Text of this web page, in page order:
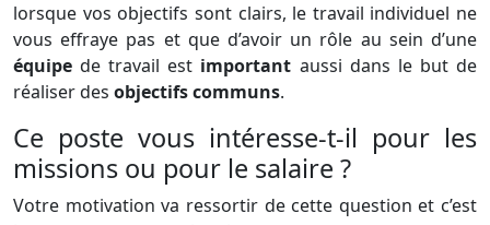
lorsque vos objectifs sont clairs, le travail individuel ne
vous effraye pas et que d’avoir un rôle au sein d’une
équipe de travail est important aussi dans le but de
réaliser des objectifs communs.
Ce poste vous intéresse-t-il pour les
missions ou pour le salaire ?
Votre motivation va ressortir de cette question et c’est